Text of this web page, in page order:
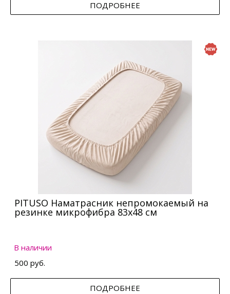
ПОДРОБНЕЕ
PITUSO Наматрасник непромокаемый на
резинке микрофибра 83х48 см
В наличии
500 руб.
ПОДРОБНЕЕ